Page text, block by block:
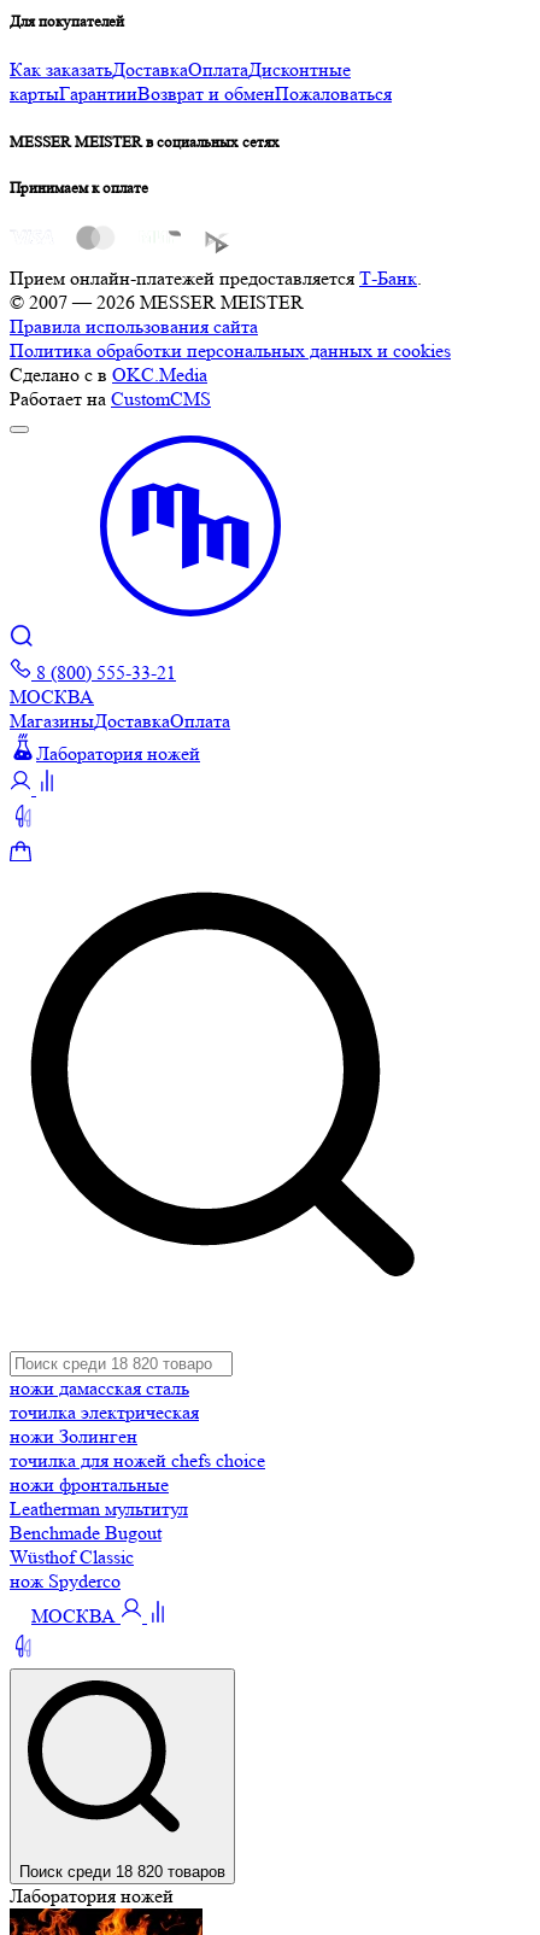
Для покупателей
Как заказатьДоставкаОплатаДисконтные
картыГарантииВозврат и обменПожаловаться
MESSER MEISTER в социальных сетях
Принимаем к оплате
Прием онлайн-платежей предоставляется Т-Банк.
© 2007 — 2026 MESSER MEISTER
Правила использования сайта
Политика обработки персональных данных и cookies
Сделано с в OKC.Media
Работает на CustomCMS
8 (800) 555-33-21
МОСКВА
МагазиныДоставкаОплата
Лаборатория ножей
ножи дамасская сталь
точилка электрическая
ножи Золинген
точилка для ножей chefs choice
ножи фронтальные
Leatherman мультитул
Benchmade Bugout
Wüsthof Classic
нож Spyderco
МОСКВА
Поиск среди 18 820 товаров
Лаборатория ножей